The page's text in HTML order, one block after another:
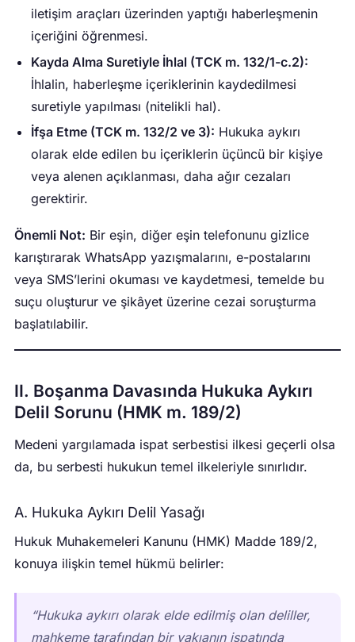
iletişim araçları üzerinden yaptığı haberleşmenin
içeriğini öğrenmesi.
Kayda Alma Suretiyle İhlal (TCK m. 132/1-c.2):
İhlalin, haberleşme içeriklerinin kaydedilmesi
suretiyle yapılması (nitelikli hal).
İfşa Etme (TCK m. 132/2 ve 3): Hukuka aykırı
olarak elde edilen bu içeriklerin üçüncü bir kişiye
veya alenen açıklanması, daha ağır cezaları
gerektirir.
Önemli Not: Bir eşin, diğer eşin telefonunu gizlice
karıştırarak WhatsApp yazışmalarını, e-postalarını
veya SMS’lerini okuması ve kaydetmesi, temelde bu
suçu oluşturur ve şikâyet üzerine cezai soruşturma
başlatılabilir.
II. Boşanma Davasında Hukuka Aykırı
Delil Sorunu (HMK m. 189/2)
Medeni yargılamada ispat serbestisi ilkesi geçerli olsa
da, bu serbesti hukukun temel ilkeleriyle sınırlıdır.
A. Hukuka Aykırı Delil Yasağı
Hukuk Muhakemeleri Kanunu (HMK) Madde 189/2,
konuya ilişkin temel hükmü belirler:
“Hukuka aykırı olarak elde edilmiş olan deliller,
mahkeme tarafından bir vakıanın ispatında